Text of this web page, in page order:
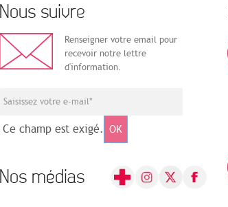
Nous suivre
Renseigner votre email pour
recevoir notre lettre
d'information.
Ce champ est exigé. OK
Nos médias